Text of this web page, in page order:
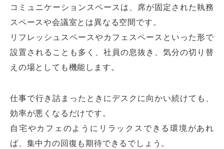
コミュニケーションスペースは、席が固定された執務
スペースや会議室とは異なる空間です。
リフレッシュスペースやカフェスペースといった形で
設置されることも多く、社員の息抜き、気分の切り替
えの場としても機能します。
仕事で行き詰まったときにデスクに向かい続けても、
効率が悪くなるだけです。
自宅やカフェのようにリラックスできる環境があれ
ば、集中力の回復も期待できるでしょう。